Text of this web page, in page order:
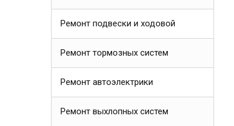
Ремонт подвески и ходовой
Ремонт тормозных систем
Ремонт автоэлектрики
Ремонт выхлопных систем